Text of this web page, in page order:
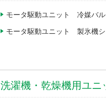
モータ駆動ユニット 冷媒バ
モータ駆動ユニット 製氷機
洗濯機・乾燥機用ユニ